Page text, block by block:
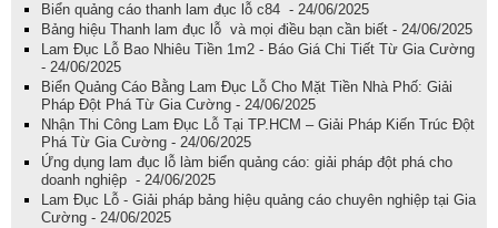
Biển quảng cáo thanh lam đục lỗ c84 - 24/06/2025
Bảng hiệu Thanh lam đục lỗ và mọi điều bạn cần biết - 24/06/2025
Lam Đục Lỗ Bao Nhiêu Tiền 1m2 - Báo Giá Chi Tiết Từ Gia Cường
- 24/06/2025
Biển Quảng Cáo Bằng Lam Đục Lỗ Cho Mặt Tiền Nhà Phố: Giải
Pháp Đột Phá Từ Gia Cường - 24/06/2025
Nhận Thi Công Lam Đục Lỗ Tại TP.HCM – Giải Pháp Kiến Trúc Đột
Phá Từ Gia Cường - 24/06/2025
Ứng dụng lam đục lỗ làm biển quảng cáo: giải pháp đột phá cho
doanh nghiệp - 24/06/2025
Lam Đục Lỗ - Giải pháp bảng hiệu quảng cáo chuyên nghiệp tại Gia
Cường - 24/06/2025